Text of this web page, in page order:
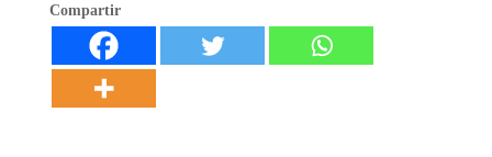
Compartir